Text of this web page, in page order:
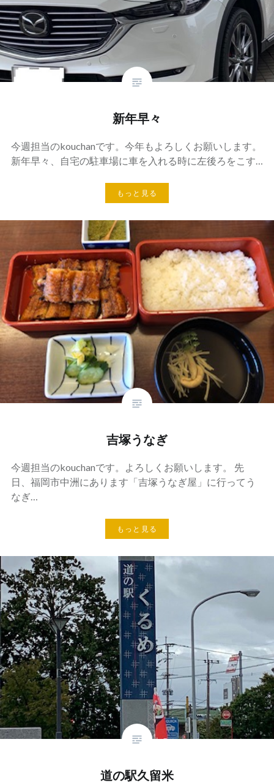
新年早々
今週担当のkouchanです。今年もよろしくお願いします。
新年早々、自宅の駐車場に車を入れる時に左後ろをこす…
もっと見る
吉塚うなぎ
今週担当のkouchanです。よろしくお願いします。 先
日、福岡市中洲にあります「吉塚うなぎ屋」に行ってう
なぎ…
もっと見る
道の駅久留米